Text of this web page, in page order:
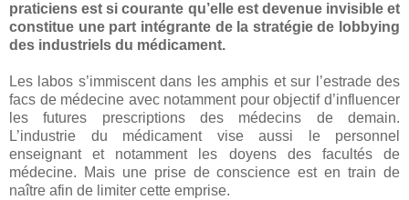
praticiens est si courante qu’elle est devenue invisible et
constitue une part intégrante de la stratégie de lobbying
des industriels du médicament.
Les labos s’immiscent dans les amphis et sur l’estrade des
facs de médecine avec notamment pour objectif d’influencer
les futures prescriptions des médecins de demain.
L’industrie du médicament vise aussi le personnel
enseignant et notamment les doyens des facultés de
médecine. Mais une prise de conscience est en train de
naître afin de limiter cette emprise.